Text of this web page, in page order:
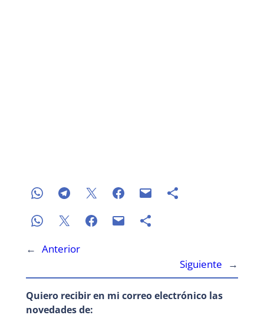
← Anterior
Siguiente
→
Quiero recibir en mi correo electrónico las
novedades de: